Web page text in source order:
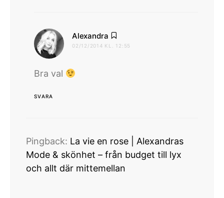
Alexandra
02/12/2014 KL. 12:55
Bra val
SVARA
Pingback: La vie en rose | Alexandras
Mode & skönhet – från budget till lyx
och allt där mittemellan